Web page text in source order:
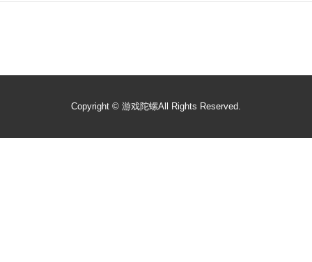
Copyright © 游戏陀螺All Rights Reserved.